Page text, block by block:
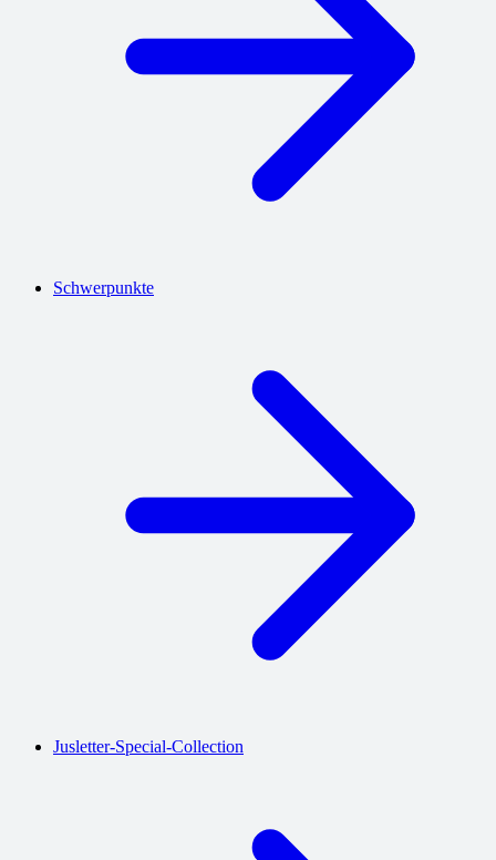
Schwerpunkte
Jusletter-Special-Collection